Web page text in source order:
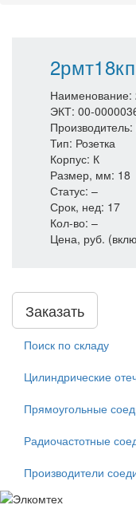
Наименование:
ЭКТ: 00-
Тип: Розетка
Корпус: К
Размер, мм: 18
Статус: –
Срок, нед: 17
Кол-во: –
Цена, руб.
Заказать
Поиск по складу
Цилиндрические
Прямоугольные
Радиочастотные
Производители